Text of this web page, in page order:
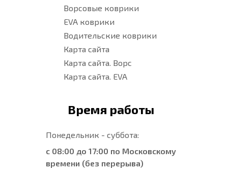
Ворсовые коврики
EVA коврики
Водительские коврики
Карта сайта
Карта сайта. Ворс
Карта сайта. EVA
Время работы
Понедельник - суббота:
с 08:00 до 17:00 по Московскому
времени (без перерыва)